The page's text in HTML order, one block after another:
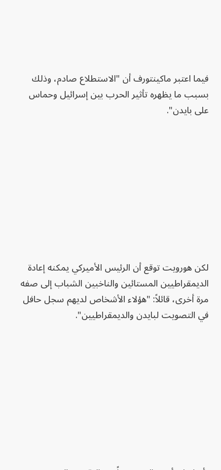
فيما اعتبر ماكينتورف أن "الاستطلاع صادم، وذلك
بسبب ما يظهره تأثير الحرب بين إسرائيل وحماس
على بايدن".
لكن هورويت توقع أن الرئيس الأميركي يمكنه إعادة
الديمقراطيين المستائين والناخبين الشباب إلى صفه
مرة أخرى، قائلاً: "هؤلاء الأشخاص لديهم سجل حافل
في التصويت لبايدن والديمقراطيين".